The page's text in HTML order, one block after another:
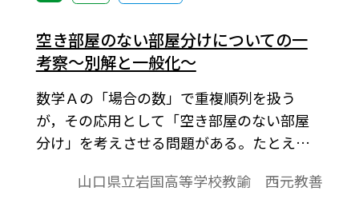
空き部屋のない部屋分けについての一
考察～別解と一般化～
数学Ａの「場合の数」で重複順列を扱う
が，その応用として「空き部屋のない部屋
分け」を考えさせる問題がある。たとえ
Ａ，Ｂ，Ｃの３つの部屋に分ける方法の数
山口県立岩国高等学校教諭 西元教善